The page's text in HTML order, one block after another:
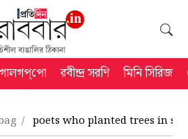
রবীন্দ্র সরণি মিনি সিরিজ
poets who planted trees in